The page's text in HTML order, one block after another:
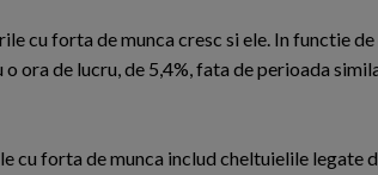
cu forta de munca cresc si ele. In functie
ora de lucru, de 5,4%, fata de perioada
forta de munca includ cheltuielile legate